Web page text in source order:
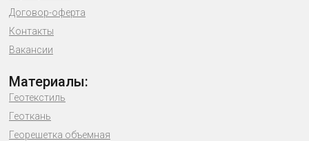
Договор-оферта
Контакты
Вакансии
Материалы:
Геотекстиль
Геоткань
Георешетка объемная